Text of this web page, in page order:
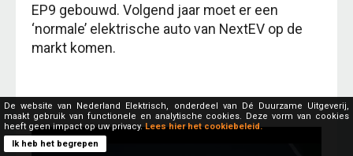
EP9 gebouwd. Volgend jaar moet er een
‘normale’ elektrische auto van NextEV op de
markt komen.
De website van Nederland Elektrisch, onderdeel van Dé Duurzame Uitgeverij,
maakt gebruik van functionele en analytische cookies. Deze vorm van cookies
heeft geen impact op uw privacy.Lees hier het cookiebeleid.
Ik heb het begrepen